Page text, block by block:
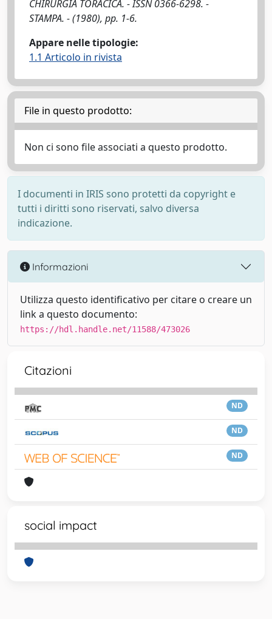
CHIRURGIA TORACICA. - ISSN 0366-6298. -
STAMPA. - (1980), pp. 1-6.
Appare nelle tipologie:
1.1 Articolo in rivista
File in questo prodotto:
Non ci sono file associati a questo prodotto.
I documenti in IRIS sono protetti da copyright e
tutti i diritti sono riservati, salvo diversa
indicazione.
Informazioni
Utilizza questo identificativo per citare o creare un
link a questo documento:
https://hdl.handle.net/11588/473026
Citazioni
ND
ND
ND
social impact